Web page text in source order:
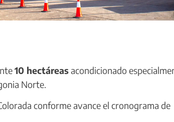
10 hectáreasacondicionado
Norte.
conforme avance el cronograma de